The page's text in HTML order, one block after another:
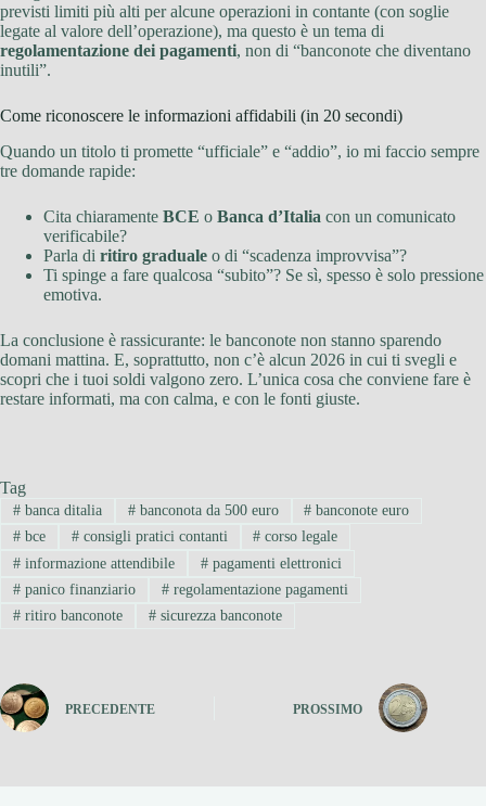
previsti limiti più alti per alcune operazioni in contante (con soglie
legate al valore dell’operazione), ma questo è un tema di
regolamentazione dei pagamenti, non di “banconote che diventano
inutili”.
Come riconoscere le informazioni affidabili (in 20 secondi)
Quando un titolo ti promette “ufficiale” e “addio”, io mi faccio sempre
tre domande rapide:
Cita chiaramente BCE o Banca d’Italia con un comunicato
verificabile?
Parla di ritiro graduale o di “scadenza improvvisa”?
Ti spinge a fare qualcosa “subito”? Se sì, spesso è solo pressione
emotiva.
La conclusione è rassicurante: le banconote non stanno sparendo
domani mattina. E, soprattutto, non c’è alcun 2026 in cui ti svegli e
scopri che i tuoi soldi valgono zero. L’unica cosa che conviene fare è
restare informati, ma con calma, e con le fonti giuste.
Tag
#banca ditalia #banconota da 500 euro # banconote euro
#bce #consigli pratici contanti # corso legale
#informazione attendibile #pagamenti elettronici
#panico finanziario #regolamentazione pagamenti
#ritiro banconote #sicurezza banconote
PRECEDENTE PROSSIMO